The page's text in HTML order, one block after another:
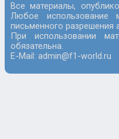
Все материалы,
Любое использование
письменного разрешения
При использовании
обязательна.
E-Mail: admin@f1-world.ru